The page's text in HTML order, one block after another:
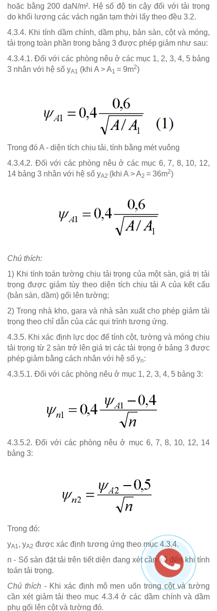
hoặc bằng 200 daN/m². Hệ số độ tin cậy đối với tải trọng
do khối lượng các vách ngăn tạm thời lấy theo đều 3.2.
4.3.4. Khi tính dầm chính, dầm phụ, bản sàn, cột và móng,
tải trọng toàn phần trong bảng 3 được phép giảm như sau:
4.3.4.1. Đối với các phòng nêu ở các mục 1, 2, 3, 4, 5 bảng
3 nhân với hệ số yA1 (khi A > A1 = 9m2)
Trong đó A - diện tích chịu tải, tính bằng mét vuông
4.3.4.2. Đối với các phòng nêu ở các mục 6, 7, 8, 10, 12,
14 bảng 3 nhân với hệ số yA2 (khi A > A2 = 36m2)
Chú thích:
1) Khi tính toán tường chịu tải trọng của một sàn, giá trị tải
trọng được giảm tùy theo diện tích chịu tải A của kết cấu
(bản sàn, dầm) gối lên tường;
2) Trong nhà kho, gara và nhà sản xuất cho phép giảm tải
trọng theo chỉ dẫn của các qui trình tương ứng.
4.3.5. Khi xác định lực dọc để tính cột, tường và móng chịu
tải trọng từ 2 sàn trở lên giá trị các tải trọng ở bảng 3 được
phép giảm bằng cách nhân với hệ số yn:
4.3.5.1. Đối với các phòng nêu ở mục 1, 2, 3, 4, 5 bảng 3:
4.3.5.2. Đối với các phòng nêu ở mục 6, 7, 8, 10, 12, 14
bảng 3:
Trong đó:
yA1, yA2 được xác định tương ứng theo mục 4.3.4.
n - Số sàn đặt tải trên tiết diện đang xét cần kể đến khi tính
toán tải trọng.
Chú thích -Khi xác định mô men uốn trong cột và tường
cần xét giảm tải theo mục 4.3.4 ở các dầm chính và dầm
phụ gối lên cột và tường đó.